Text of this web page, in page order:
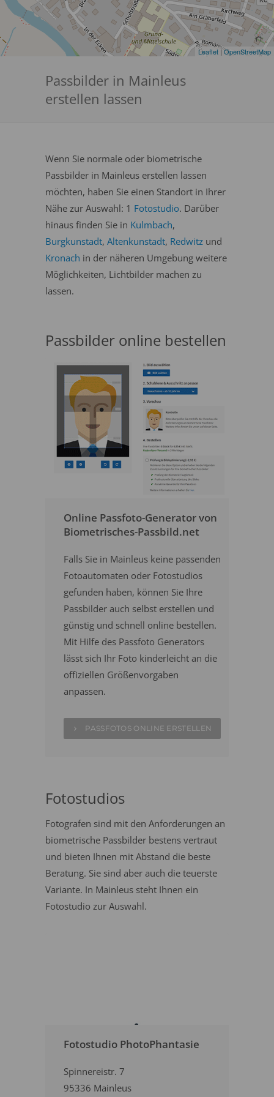
Leaflet|OpenStreetMap
Passbilder in Mainleus
erstellen lassen
Wenn Sie normale oder biometrische
Passbilder in Mainleus erstellen lassen
möchten, haben Sie einen Standort in Ihrer
Nähe zur Auswahl: 1 Fotostudio. Darüber
hinaus finden Sie in Kulmbach,
Burgkunstadt, Altenkunstadt, Redwitz und
Kronach in der näheren Umgebung weitere
Möglichkeiten, Lichtbilder machen zu
lassen.
Passbilder online bestellen
Online Passfoto-Generator von
Biometrisches-Passbild.net
Falls Sie in Mainleus keine passenden
Fotoautomaten oder Fotostudios
gefunden haben, können Sie Ihre
Passbilder auch selbst erstellen und
günstig und schnell online bestellen.
Mit Hilfe des Passfoto Generators
lässt sich Ihr Foto kinderleicht an die
offiziellen Größenvorgaben
anpassen.
PASSFOTOS ONLINE ERSTELLEN
Fotostudios
Fotografen sind mit den Anforderungen an
biometrische Passbilder bestens vertraut
und bieten Ihnen mit Abstand die beste
Beratung. Sie sind aber auch die teuerste
Variante. In Mainleus steht Ihnen ein
Fotostudio zur Auswahl.
Fotostudio PhotoPhantasie
Spinnereistr. 7
95336 Mainleus